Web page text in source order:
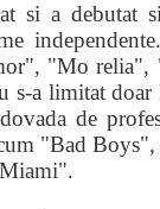
si a debutat
"Morelia",
s-a limitat doar
de
"Bad